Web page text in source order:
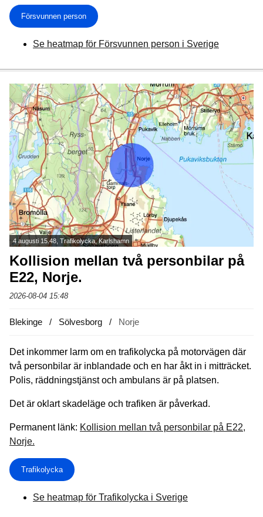
Försvunnen person
Se heatmap för Försvunnen person i Sverige
4 augusti 15.48, Trafikolycka, Karlshamn
Kollision mellan två personbilar på
E22, Norje.
2026-08-04 15:48
Blekinge Sölvesborg Norje
Det inkommer larm om en trafikolycka på motorvägen där
två personbilar är inblandade och en har åkt in i mitträcket.
Polis, räddningstjänst och ambulans är på platsen.
Det är oklart skadeläge och trafiken är påverkad.
Permanent länk: Kollision mellan två personbilar på E22,
Norje.
Trafikolycka
Se heatmap för Trafikolycka i Sverige